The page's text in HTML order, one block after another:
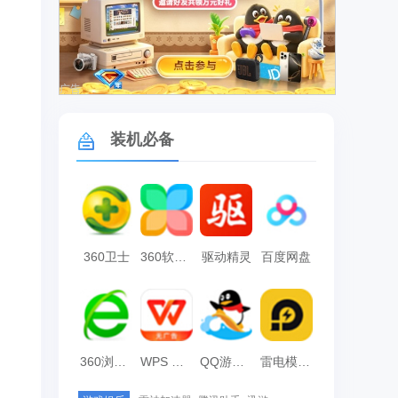
广告
装机必备
360卫士 360软件管家 驱动精灵 百度网盘
雷电模拟器